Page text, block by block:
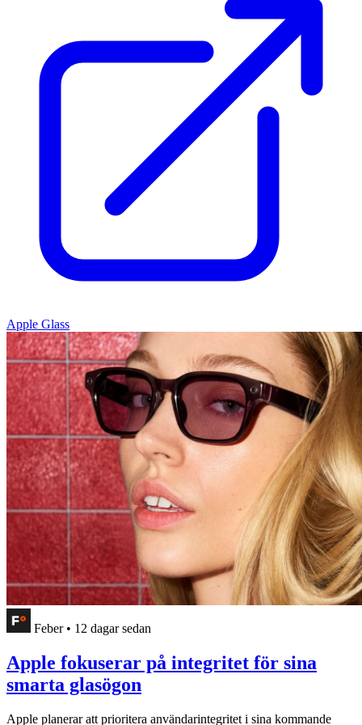
Apple Glass
Feber • 12 dagar sedan
Apple fokuserar på integritet för sina
smarta glasögon
Apple planerar att prioritera användarintegritet i sina kommande